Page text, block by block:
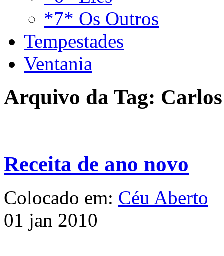
*7* Os Outros
Tempestades
Ventania
Arquivo da Tag:
Receita de ano novo
Colocado em: Céu Aberto
01 jan 2010